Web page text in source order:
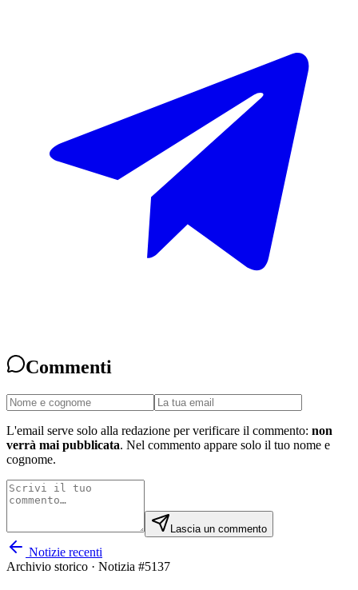
Commenti
L'email serve solo alla redazione per verificare il commento: non
verrà mai pubblicata. Nel commento appare solo il tuo nome e
cognome.
Lascia un commento
Notizie recenti
Archivio storico · Notizia #5137